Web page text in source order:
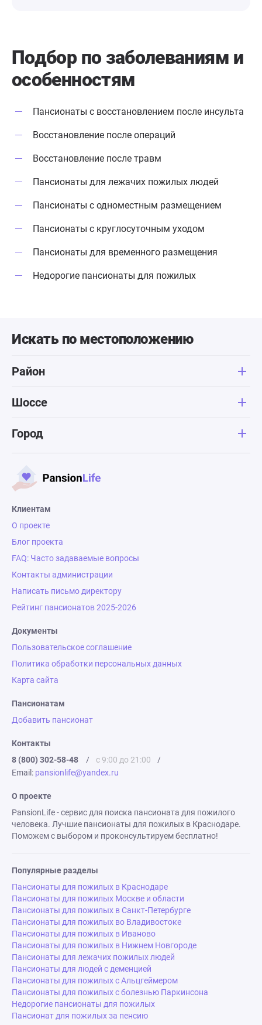
Подбор по заболеваниям и
особенностям
Пансионаты с восстановлением после инсульта
Восстановление после операций
Восстановление после травм
Пансионаты для лежачих пожилых людей
Пансионаты с одноместным размещением
Пансионаты с круглосуточным уходом
Пансионаты для временного размещения
Недорогие пансионаты для пожилых
Искать по местоположению
Район
Шоссе
Город
Клиентам
О проекте
Блог проекта
FAQ: Часто задаваемые вопросы
Контакты администрации
Написать письмо директору
Рейтинг пансионатов 2025-2026
Документы
Пользовательское соглашение
Политика обработки персональных данных
Карта сайта
Пансионатам
Добавить пансионат
Контакты
8 (800) 302-58-48
/ с 9:00 до 21:00
/
Email: pansionlife@yandex.ru
О проекте
PansionLife - сервис для поиска пансионата для пожилого
человека. Лучшие пансионаты для пожилых в Краснодаре.
Поможем с выбором и проконсультируем бесплатно!
Популярные разделы
Пансионаты для пожилых в Краснодаре
Пансионаты для пожилых Москве и области
Пансионаты для пожилых в Санкт-Петербурге
Пансионаты для пожилых во Владивостоке
Пансионаты для пожилых в Иваново
Пансионаты для пожилых в Нижнем Новгороде
Пансионаты для лежачих пожилых людей
Пансионаты для людей с деменцией
Пансионаты для пожилых с Альцгеймером
Пансионаты для пожилых с болезнью Паркинсона
Недорогие пансионаты для пожилых
Пансионат для пожилых за пенсию